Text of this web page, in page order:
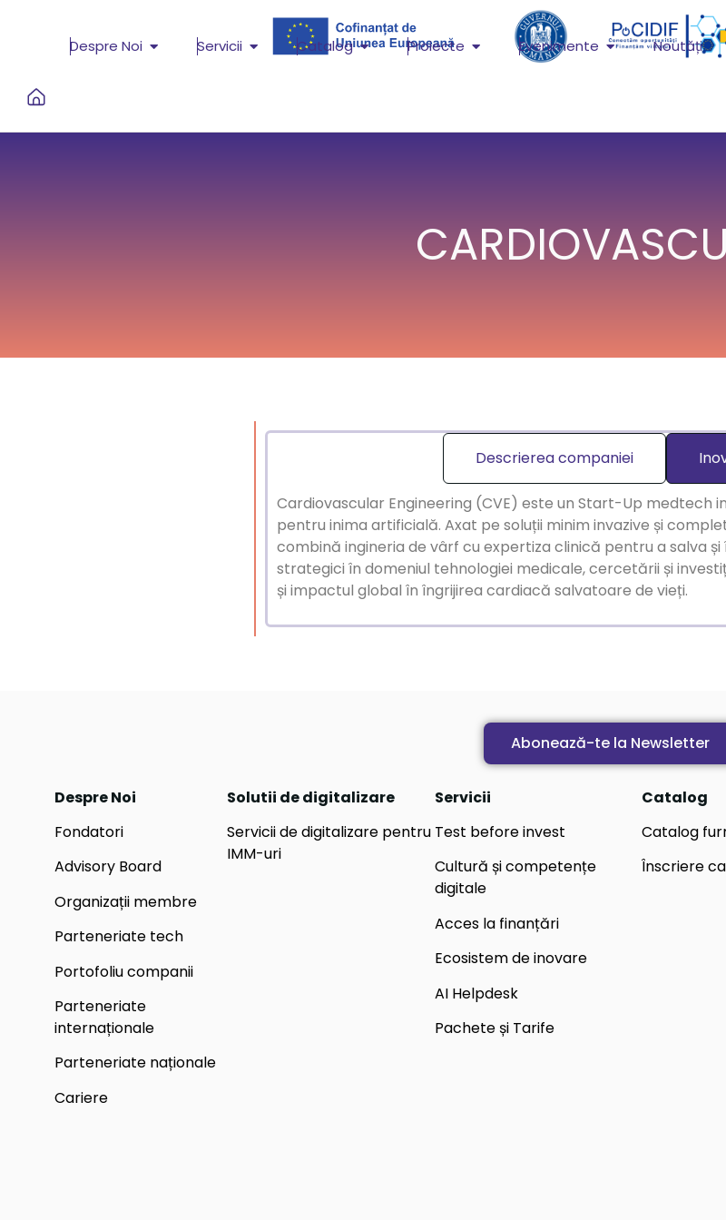
Despre Noi Servicii Catalog Proiecte Evenimente Noutăți
Descrierea companiei
Cardiovascular Engineering (CVE) este un Start-Up
pentru inima artificială. Axat pe soluții minim invazive și
combină ingineria de vârf cu expertiza clinică pentru a salva
strategici în domeniul tehnologiei medicale, cercetării și
și impactul global în îngrijirea cardiacă salvatoare de vieți.
Abonează-te la Newsletter
Despre Noi
Fondatori
Advisory Board
Organizații membre
Parteneriate tech
Portofoliu companii
Parteneriate
internaționale
Parteneriate naționale
Cariere
Solutii de digitalizare
Servicii de digitalizare pentru
IMM-uri
Servicii
Test before invest
Cultură și competențe
digitale
Acces la finanțări
Ecosistem de inovare
AI Helpdesk
Pachete și Tarife
Catalog
Catalog
Înscriere